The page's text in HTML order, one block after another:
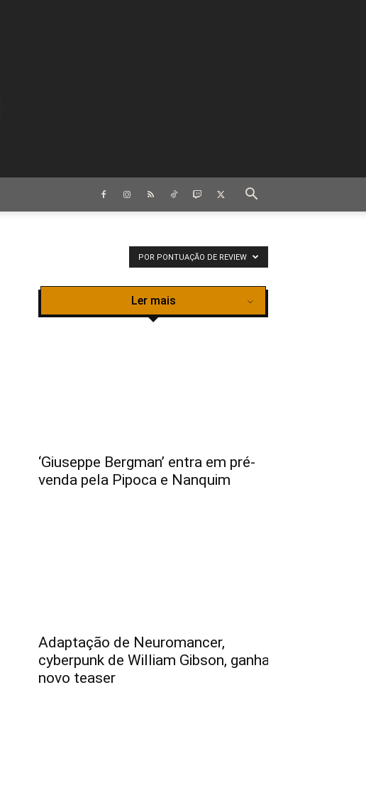
POR PONTUAÇÃO DE REVIEW
Ler mais
‘Giuseppe Bergman’ entra em pré-
venda pela Pipoca e Nanquim
Adaptação de Neuromancer,
cyberpunk de William Gibson, ganha
novo teaser